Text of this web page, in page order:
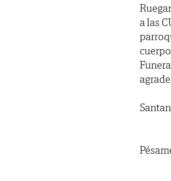
a las